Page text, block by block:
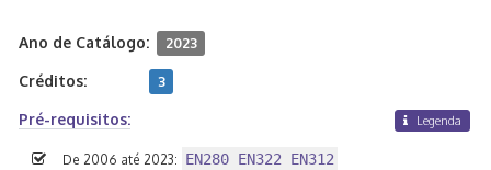
Ano de Catálogo: 2023
Créditos: 3
Pré-requisitos: Legenda
De 2006 até 2023: EN280 EN322 EN312